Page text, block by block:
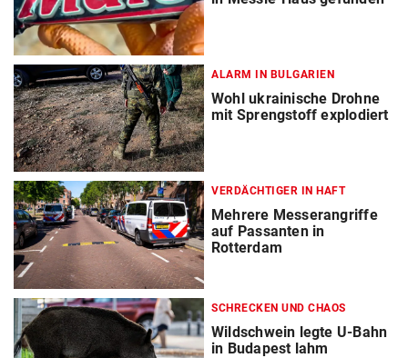
ALARM IN BULGARIEN
Wohl ukrainische Drohne
mit Sprengstoff explodiert
VERDÄCHTIGER IN HAFT
Mehrere Messerangriffe
auf Passanten in
Rotterdam
SCHRECKEN UND CHAOS
Wildschwein legte U-Bahn
in Budapest lahm